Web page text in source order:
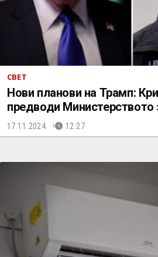
СВЕТ
Нови планови на Трамп:
предводи Министерството
17.11.2024. 12:27